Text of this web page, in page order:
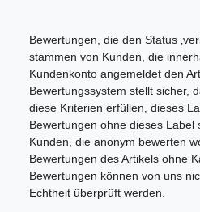
Bewertungen, die den Status
stammen von Kunden, die
Kundenkonto angemeldet den
Bewertungssystem stellt sicher,
diese Kriterien erfüllen, dieses
Bewertungen ohne dieses Label
Kunden, die anonym bewerten
Bewertungen des Artikels ohne
Bewertungen können von uns
Echtheit überprüft werden.